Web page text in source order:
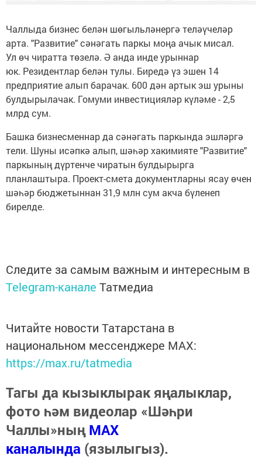
Чаллыда бизнес белән шөгыльләнергә теләүчеләр
арта. "Развитие" сәнәгать паркы моңа ачык мисал.
Ул өч чиратта төзелә. Ә анда инде урыннар
юк. Резидентлар белән тулы. Биредә үз эшен 14
предприятие алып барачак. 600 дән артык эш урыны
булдырылачак. Гомуми инвестицияләр күләме - 2,5
млрд сум.
Башка бизнесменнар да сәнәгать паркында эшләргә
тели. Шуны исәпкә алып, шәһәр хакимияте "Развитие"
паркының дүртенче чиратын булдырырга
планлаштыра. Проект-смета документларны ясау өчен
шәһәр бюджетыннан 31,9 млн сум акча бүленеп
бирелде.
Следите за самым важным и интересным в
Telegram-канале Татмедиа
Читайте новости Татарстана в
национальном мессенджере MАХ:
https://max.ru/tatmedia
Тагы да кызыклырак яңалыклар,
фото һәм видеолар «Шәһри
Чаллы»ныңMAX
каналында (язылыгыз).